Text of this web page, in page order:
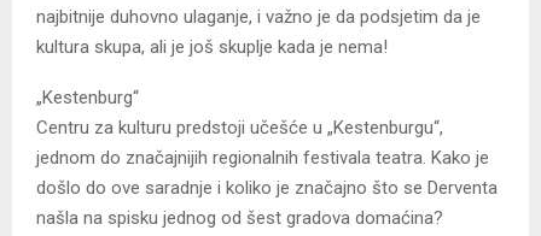
najbitnije duhovno ulaganje, i važno je da podsjetim da je
kultura skupa, ali je još skuplje kada je nema!
„Kestenburg“
Centru za kulturu predstoji učešće u „Kestenburgu“,
jednom do značajnijih regionalnih festivala teatra. Kako je
došlo do ove saradnje i koliko je značajno što se Derventa
našla na spisku jednog od šest gradova domaćina?